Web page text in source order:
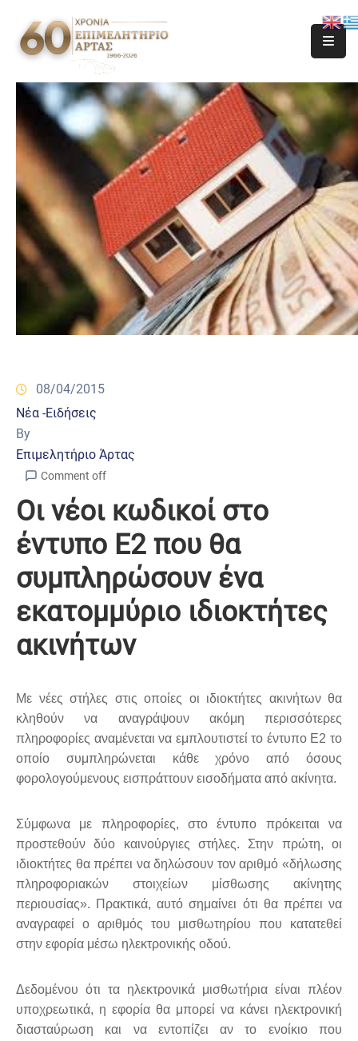
08/04/2015
Νέα -Ειδήσεις
By
Επιμελητήριο Άρτας
Comment off
Οι νέοι κωδικοί στο
έντυπο Ε2 που θα
συμπληρώσουν ένα
εκατομμύριο ιδιοκτήτες
ακινήτων
Με νέες στήλες στις οποίες οι ιδιοκτήτες ακινήτων θα
κληθούν να αναγράψουν ακόμη περισσότερες
πληροφορίες αναμένεται να εμπλουτιστεί το έντυπο Ε2 το
οποίο συμπληρώνεται κάθε χρόνο από όσους
φορολογούμενους εισπράττουν εισοδήματα από ακίνητα.
Σύμφωνα με πληροφορίες, στο έντυπο πρόκειται να
προστεθούν δύο καινούργιες στήλες. Στην πρώτη, οι
ιδιοκτήτες θα πρέπει να δηλώσουν τον αριθμό «δήλωσης
πληροφοριακών στοιχείων μίσθωσης ακίνητης
περιουσίας». Πρακτικά, αυτό σημαίνει ότι θα πρέπει να
αναγραφεί ο αριθμός του μισθωτηρίου που κατατεθεί
στην εφορία μέσω ηλεκτρονικής οδού.
Δεδομένου ότι τα ηλεκτρονικά μισθωτήρια είναι πλέον
υποχρεωτικά, η εφορία θα μπορεί να κάνει ηλεκτρονική
διασταύρωση και να εντοπίζει αν το ενοίκιο που